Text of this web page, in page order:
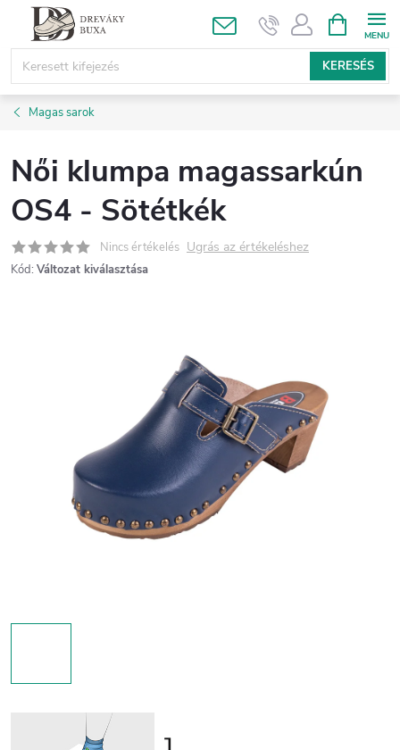
Ugrás
KERESÉS
KOSÁR
Magas sarok
Női klumpa magassarkún
OS4 - Sötétkék
Nincs értékelés Ugrás az értékeléshez
Kód: Változat kiválasztása